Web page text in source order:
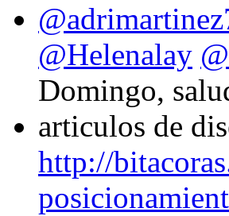
@Helenalay
Domingo,
articulos de
http://